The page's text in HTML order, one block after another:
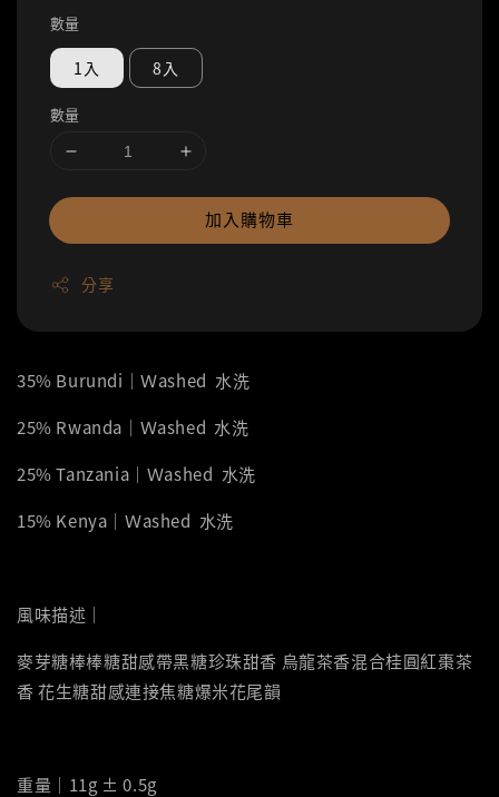
數量
1入 8入
數量
加入購物車
分享
35% Burundi｜Ｗashed 水洗
25% Rwanda｜Ｗashed 水洗
25% Tanzania｜Ｗashed 水洗
15% Kenya｜Ｗashed 水洗
風味描述｜
麥芽糖棒棒糖甜感帶黑糖珍珠甜香 烏龍茶香混合桂圓紅棗茶
香 花生糖甜感連接焦糖爆米花尾韻
重量｜11g ± 0.5g